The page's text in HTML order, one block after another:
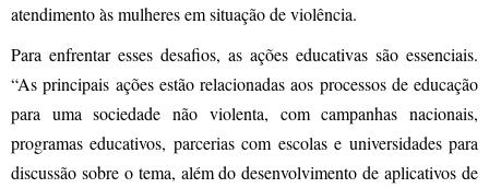
atendimento às mulheres em situação de violência.
Para enfrentar esses desafios, as ações educativas são essenciais.
“As principais ações estão relacionadas aos processos de educação
para uma sociedade não violenta, com campanhas nacionais,
programas educativos, parcerias com escolas e universidades para
discussão sobre o tema, além do desenvolvimento de aplicativos de